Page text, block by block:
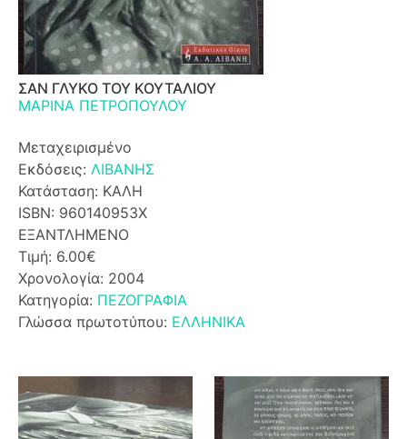
ΣΑΝ ΓΛΥΚΟ ΤΟΥ ΚΟΥΤΑΛΙΟΥ
ΜΑΡΙΝΑ ΠΕΤΡΟΠΟΥΛΟΥ
Μεταχειρισμένο
Εκδόσεις: ΛΙΒΑΝΗΣ
Κατάσταση: ΚΑΛΗ
ISBN: 960140953Χ
ΕΞΑΝΤΛΗΜΕΝΟ
Τιμή: 6.00€
Χρονολογία: 2004
Κατηγορία: ΠΕΖΟΓΡΑΦΙΑ
Γλώσσα πρωτοτύπου: ΕΛΛΗΝΙΚΑ